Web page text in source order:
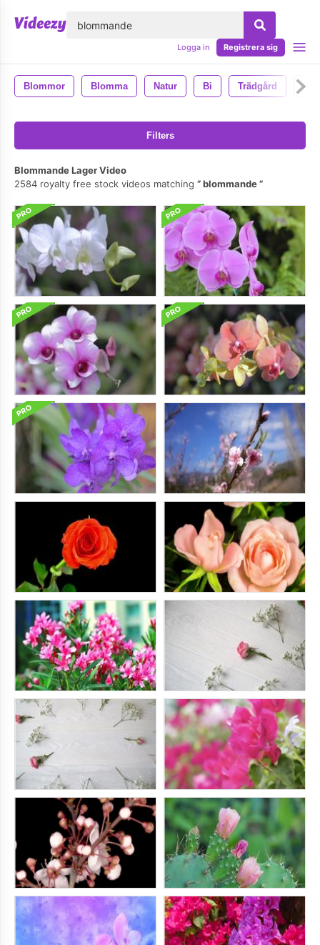
Logga in Registrera sig
Blommor Blomma Natur Bi Trädgård
Filters
Blommande Lager Video
2584 royalty free stock videos matching
blommande